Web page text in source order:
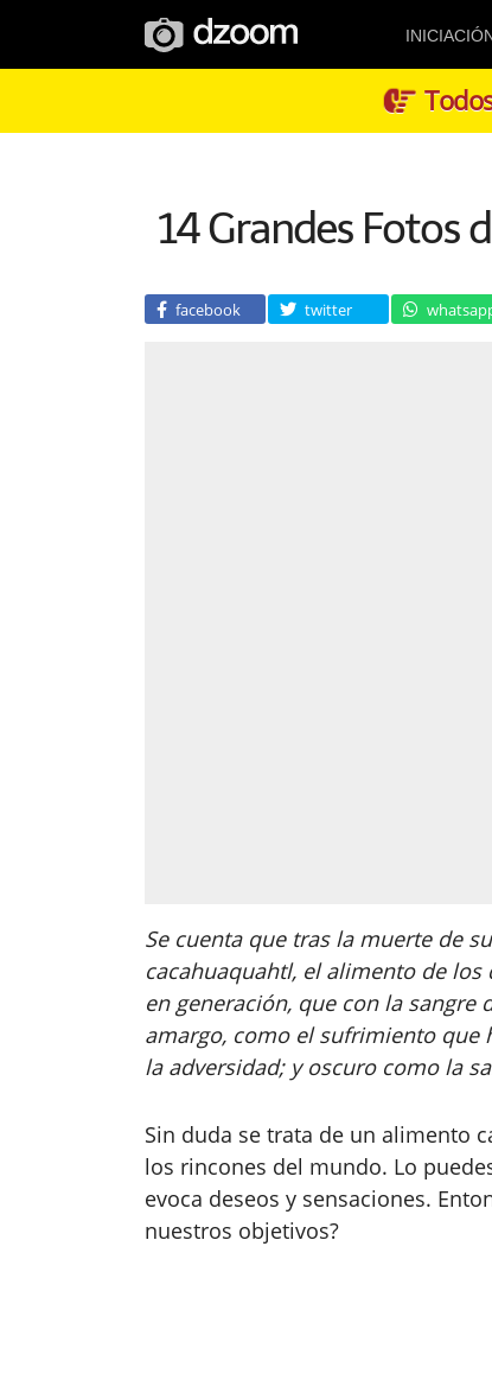
14 Grandes Fotos
facebook twitter
Se cuenta que tras la muerte de
cacahuaquahtl, el alimento de los
en generación, que con la sangre
amargo, como el sufrimiento que
la adversidad; y oscuro como la
Sin duda se trata de un alimento
los rincones del mundo. Lo
evoca deseos y sensaciones.
nuestros objetivos?